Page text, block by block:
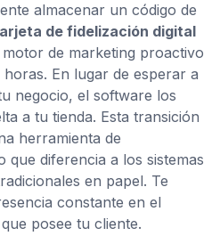
almacenar un código de
de fidelización digital
de marketing proactivo
En lugar de esperar a
negocio, el software los
a tu tienda. Esta transición
herramienta de
que diferencia a los sistemas
en papel. Te
constante en el
posee tu cliente.